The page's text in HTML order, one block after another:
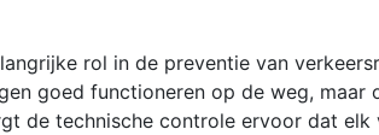
rol in de preventie van
goed functioneren op de weg,
de technische controle ervoor dat